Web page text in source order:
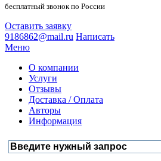
бесплатный звонок по России
Оставить заявку
9186862@mail.ru Написать
Меню
О компании
Услуги
Отзывы
Доставка / Оплата
Авторы
Информация